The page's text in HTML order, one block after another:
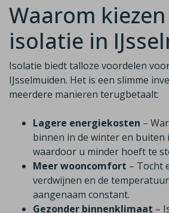
Waarom
isolatie in
Isolatie biedt talloze voordelen
IJsselmuiden. Het is een slimme
meerdere manieren terugbetaalt:
Lagere energiekosten –
binnen in de winter en buiten
waardoor u minder hoeft te
Meer wooncomfort – Tocht
verdwijnen en de
aangenaam constant.
Gezonder binnenklimaat –